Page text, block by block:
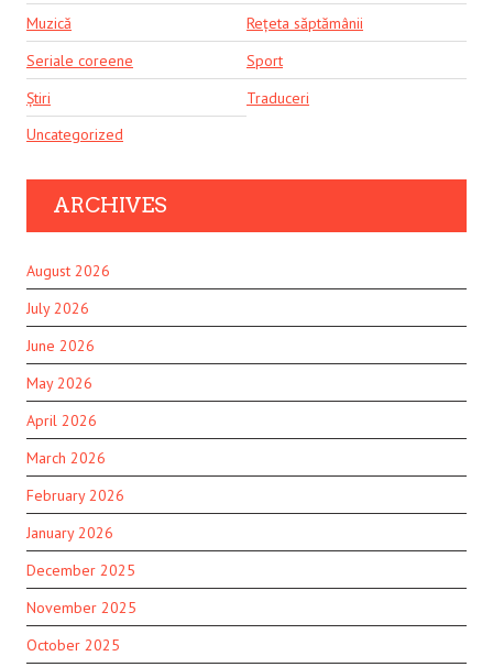
Muzică
Rețeta săptămânii
Seriale coreene
Sport
Știri
Traduceri
Uncategorized
ARCHIVES
August 2026
July 2026
June 2026
May 2026
April 2026
March 2026
February 2026
January 2026
December 2025
November 2025
October 2025